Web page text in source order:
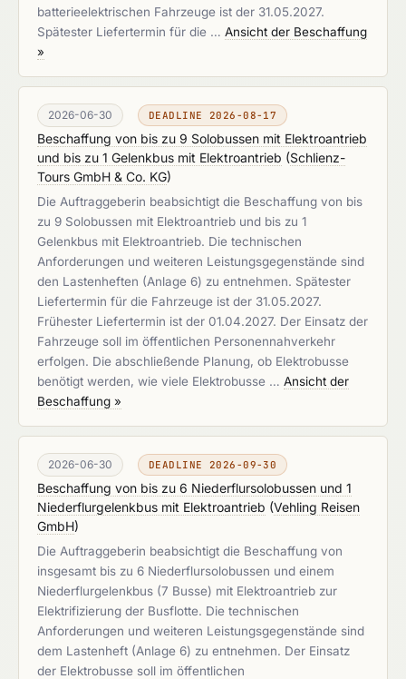
batterieelektrischen Fahrzeuge ist der 31.05.2027.
Spätester Liefertermin für die … Ansicht der Beschaffung
»
2026-06-30 DEADLINE 2026-08-17
Beschaffung von bis zu 9 Solobussen mit Elektroantrieb
und bis zu 1 Gelenkbus mit Elektroantrieb (Schlienz-
Tours GmbH & Co. KG)
Die Auftraggeberin beabsichtigt die Beschaffung von bis
zu 9 Solobussen mit Elektroantrieb und bis zu 1
Gelenkbus mit Elektroantrieb. Die technischen
Anforderungen und weiteren Leistungsgegenstände sind
den Lastenheften (Anlage 6) zu entnehmen. Spätester
Liefertermin für die Fahrzeuge ist der 31.05.2027.
Frühester Liefertermin ist der 01.04.2027. Der Einsatz der
Fahrzeuge soll im öffentlichen Personennahverkehr
erfolgen. Die abschließende Planung, ob Elektrobusse
benötigt werden, wie viele Elektrobusse … Ansicht der
Beschaffung »
2026-06-30 DEADLINE 2026-09-30
Beschaffung von bis zu 6 Niederflursolobussen und 1
Niederflurgelenkbus mit Elektroantrieb (Vehling Reisen
GmbH)
Die Auftraggeberin beabsichtigt die Beschaffung von
insgesamt bis zu 6 Niederflursolobussen und einem
Niederflurgelenkbus (7 Busse) mit Elektroantrieb zur
Elektrifizierung der Busflotte. Die technischen
Anforderungen und weiteren Leistungsgegenstände sind
dem Lastenheft (Anlage 6) zu entnehmen. Der Einsatz
der Elektrobusse soll im öffentlichen